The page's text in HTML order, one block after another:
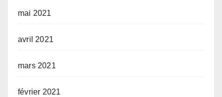
mai 2021
avril 2021
mars 2021
février 2021